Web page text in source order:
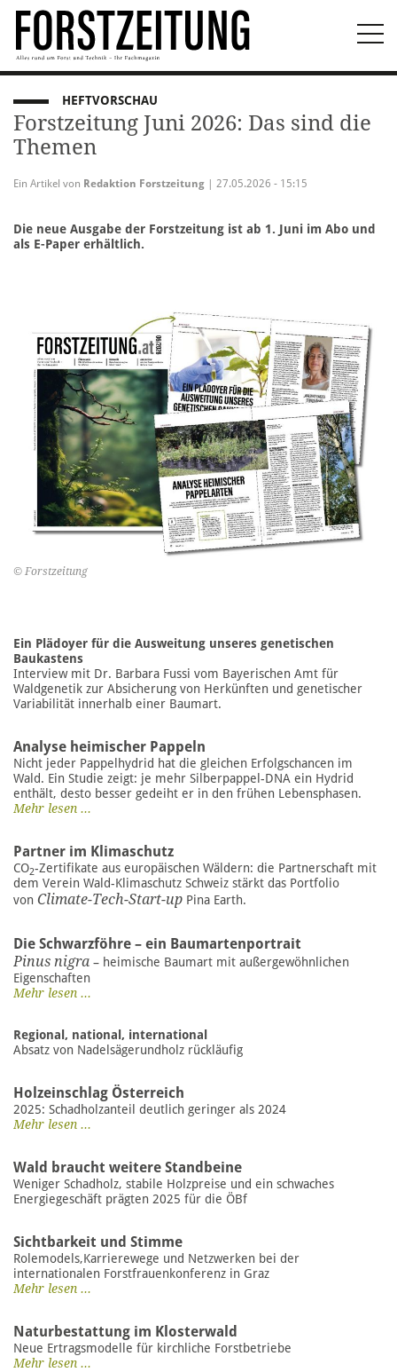
HEFTVORSCHAU
Forstzeitung Juni 2026: Das sind die
Themen
Ein Artikel von Redaktion Forstzeitung | 27.05.2026 - 15:15
Die neue Ausgabe der Forstzeitung ist ab 1. Juni im Abo und
als E-Paper erhältlich.
© Forstzeitung
Ein Plädoyer für die Ausweitung unseres genetischen
Baukastens
Interview mit Dr. Barbara Fussi vom Bayerischen Amt für
Waldgenetik zur Absicherung von Herkünften und genetischer
Variabilität innerhalb einer Baumart.
Analyse heimischer Pappeln
Nicht jeder Pappelhydrid hat die gleichen Erfolgschancen im
Wald. Ein Studie zeigt: je mehr Silberpappel-DNA ein Hydrid
enthält, desto besser gedeiht er in den frühen Lebensphasen.
Mehr lesen ...
Partner im Klimaschutz
CO2-Zertifikate aus europäischen Wäldern: die Partnerschaft mit
dem Verein Wald-Klimaschutz Schweiz stärkt das Portfolio
von Climate-Tech-Start-up Pina Earth.
Die Schwarzföhre – ein Baumartenportrait
Pinus nigra – heimische Baumart mit außergewöhnlichen
Eigenschaften
Mehr lesen ...
Regional, national, international
Absatz von Nadelsägerundholz rückläufig
Holzeinschlag Österreich
2025: Schadholzanteil deutlich geringer als 2024
Mehr lesen ...
Wald braucht weitere Standbeine
Weniger Schadholz, stabile Holzpreise und ein schwaches
Energiegeschäft prägten 2025 für die ÖBf
Sichtbarkeit und Stimme
Rolemodels,Karrierewege und Netzwerken bei der
internationalen Forstfrauenkonferenz in Graz
Mehr lesen ...
Naturbestattung im Klosterwald
Neue Ertragsmodelle für kirchliche Forstbetriebe
Mehr lesen ...